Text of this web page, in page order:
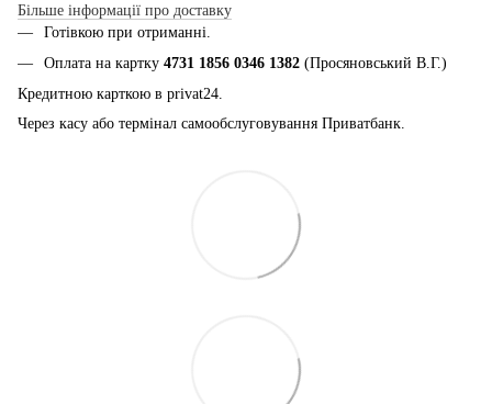
Більше інформації про доставку
Готівкою при отриманні.
Оплата на картку 4731 1856 0346 1382 (Просяновський В.Г.)
Кредитною карткою в privat24.
Через касу або термінал самообслуговування Приватбанк.